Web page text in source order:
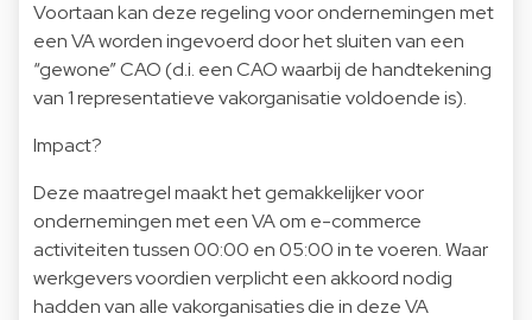
Voortaan kan deze regeling voor ondernemingen met
een VA worden ingevoerd door het sluiten van een
“gewone” CAO (d.i. een CAO waarbij de handtekening
van 1 representatieve vakorganisatie voldoende is).
Impact?
Deze maatregel maakt het gemakkelijker voor
ondernemingen met een VA om e-commerce
activiteiten tussen 00:00 en 05:00 in te voeren. Waar
werkgevers voordien verplicht een akkoord nodig
hadden van alle vakorganisaties die in deze VA